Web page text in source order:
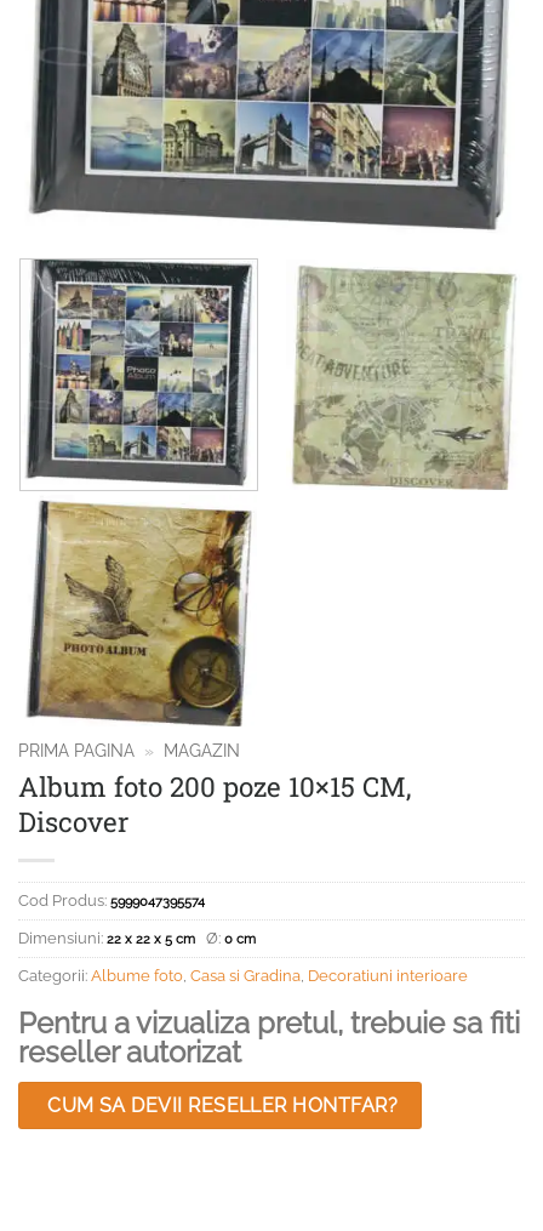
PRIMA PAGINA » MAGAZIN
Album foto 200 poze 10×15 CM,
Discover
Cod Produs: 5999047395574
Dimensiuni: 22 x 22 x 5 cm Ø: 0 cm
Categorii: Albume foto Casa si Gradina Decoratiuni interioare
Pentru a vizualiza pretul, trebuie sa fiti
reseller autorizat
CUM SA DEVII RESELLER HONTFAR?